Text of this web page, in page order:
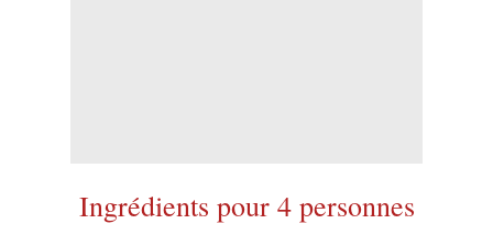
Ingrédients pour 4 personnes